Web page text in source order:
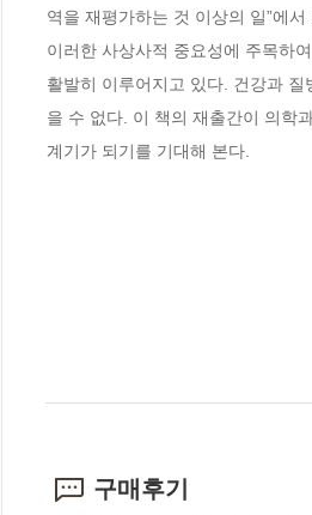
역을 재평가하는 것 이상의 일”에
이러한 사상사적 중요성에 주목하
활발히 이루어지고 있다. 건강과
을 수 없다. 이 책의 재출간이 의학
계기가 되기를 기대해 본다.
구매후기